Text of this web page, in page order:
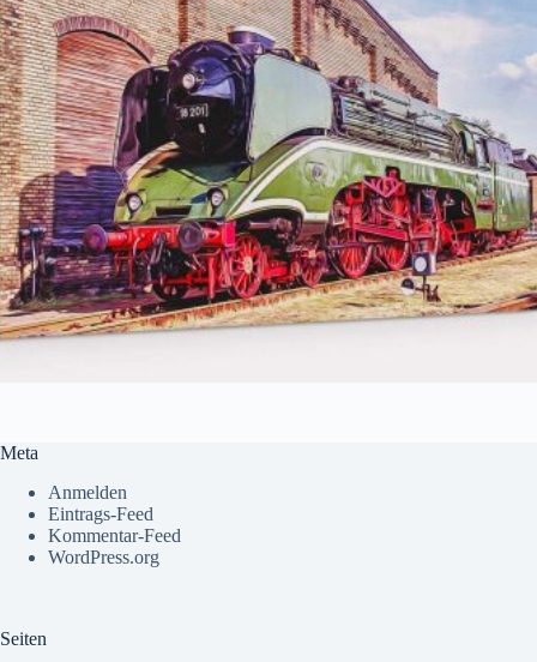
Meta
Anmelden
Eintrags-Feed
Kommentar-Feed
WordPress.org
Seiten